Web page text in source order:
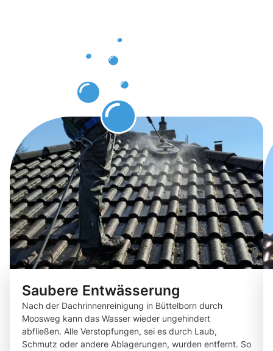
Saubere Entwässerung
Nach der Dachrinnenreinigung in Büttelborn durch
Moosweg kann das Wasser wieder ungehindert
abfließen. Alle Verstopfungen, sei es durch Laub,
Schmutz oder andere Ablagerungen, wurden entfernt. So